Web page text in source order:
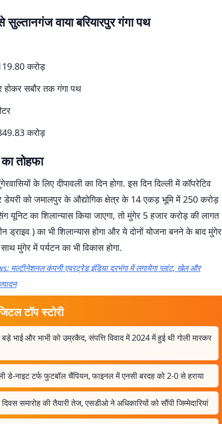
सुल्तानगंज वाया बरियारपुर गंगा पथ
करोड़
सबौर तक गंगा पथ
करोड़
तोहफा
के लिए दीपावली का दिन होगा. इस दिन दिल्ली में कॉपरेटिव
डेयरी को जमालपुर के औद्योगिक क्षेत्र के 14 एकड़ भूमि में 250 करोड़
यूनिट का शिलान्यास किया जाएगा, तो मुंगेर 5 हजार करोड़ की लागत
ड्राइव ) का भी शिलान्यास होगा और ये दोनों योजना बनने के बाद मुंगेर
मुंगेर में पर्यटन का भी विकास होगा.
मल्टीनेशनल कंपनी एवरट्रेड इंडिया दरभंगा में लगायेगा प्लांट, खेल और
टॉप स्टोरी
बड़े भाई और भाभी को उम्रकैद, संपत्ति विवाद में 2024 में हुई थी गोली मारकर
डे-नाइट टर्फ फुटबॉल चैंपियन, फाइनल में एनसी बरदह को 2-0 से हराया
समारोह की तैयारी तेज, एसडीओ ने अधिकारियों को सौंपी जिम्मेदारियां